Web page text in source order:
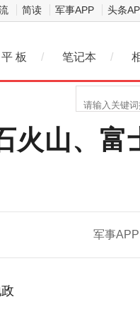
简读 军事APP 头条
平 板 / 笔记本 /
火山、富
军事APP